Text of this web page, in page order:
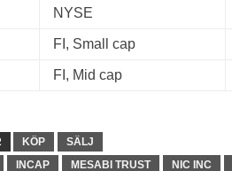
NYSE
FI, Small cap
FI, Mid cap
KÖP
SÄLJ
INCAP MESABI TRUST NIC INC